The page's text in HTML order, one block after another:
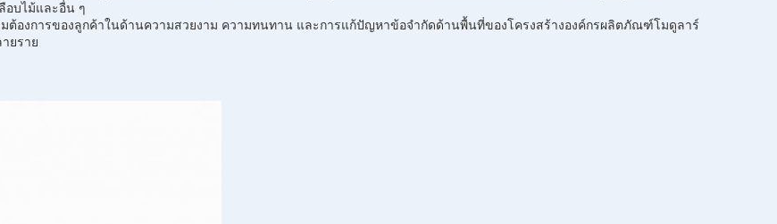
อบไม้และอื่น ๆ
องการของลูกค้าในด้านความสวยงาม ความทนทาน และการแก้ปัญหาข้อจำกัดด้านพื้นที่ของโครงสร้างองค์กรผลิตภัณฑ์โมดูลาร์
ยราย